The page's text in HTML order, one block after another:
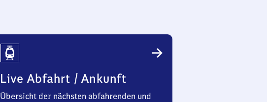
Live Abfahrt / Ankunft
Übersicht der nächsten abfahrenden und